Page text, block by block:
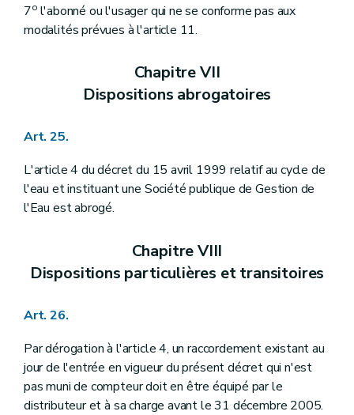
7o l'abonné ou l'usager qui ne se conforme pas aux
modalités prévues à l'article 11.
Chapitre VII
Dispositions abrogatoires
Art. 25.
L'article 4 du décret du 15 avril 1999 relatif au cycle de
l'eau et instituant une Société publique de Gestion de
l'Eau est abrogé.
Chapitre VIII
Dispositions particulières et transitoires
Art. 26.
Par dérogation à l'article 4, un raccordement existant au
jour de l'entrée en vigueur du présent décret qui n'est
pas muni de compteur doit en être équipé par le
distributeur et à sa charge avant le 31 décembre 2005.